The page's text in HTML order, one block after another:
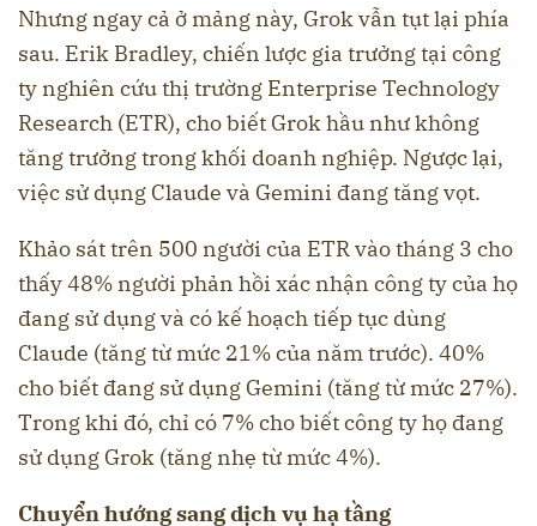
Nhưng ngay cả ở mảng này, Grok vẫn tụt lại phía
sau. Erik Bradley, chiến lược gia trưởng tại công
ty nghiên cứu thị trường Enterprise Technology
Research (ETR), cho biết Grok hầu như không
tăng trưởng trong khối doanh nghiệp. Ngược lại,
việc sử dụng Claude và Gemini đang tăng vọt.
Khảo sát trên 500 người của ETR vào tháng 3 cho
thấy 48% người phản hồi xác nhận công ty của họ
đang sử dụng và có kế hoạch tiếp tục dùng
Claude (tăng từ mức 21% của năm trước). 40%
cho biết đang sử dụng Gemini (tăng từ mức 27%).
Trong khi đó, chỉ có 7% cho biết công ty họ đang
sử dụng Grok (tăng nhẹ từ mức 4%).
Chuyển hướng sang dịch vụ hạ tầng